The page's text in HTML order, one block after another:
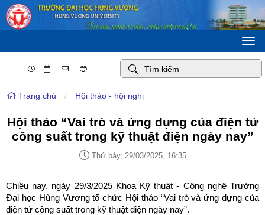
Trang chủ / Hội thảo - hội nghị
Hội thảo “Vai trò và ứng dựng của điện tử
công suất trong kỹ thuật điện ngày nay”
Thứ bảy, 29/03/2025, 16:35
Chiều nay, ngày 29/3/2025 Khoa Kỹ thuật - Công nghệ Trường
Đại học Hùng Vương tổ chức Hội thảo “Vai trò và ứng dựng của
điện tử công suất trong kỹ thuật điện ngày nay”.